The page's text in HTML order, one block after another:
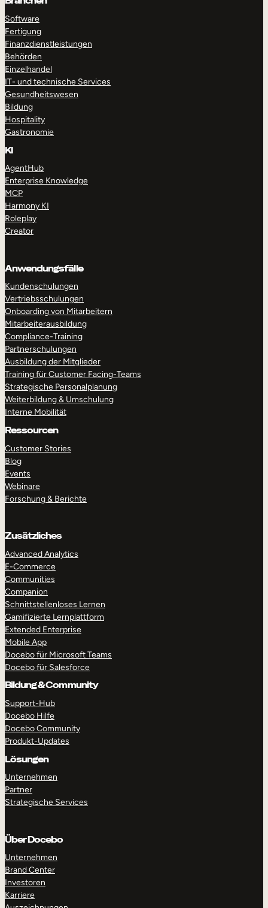
RUNDGANG MACHEN
Software
Fertigung
Finanzdienstleistungen
Behörden
Einzelhandel
IT- und technische Services
Gesundheitswesen
Bildung
Hospitality
Gastronomie
KI
AgentHub
Enterprise Knowledge
MCP
Harmony KI
Roleplay
Creator
Anwendungsfälle
Kundenschulungen
Vertriebsschulungen
Onboarding von Mitarbeitern
Mitarbeiterausbildung
Compliance-Training
Partnerschulungen
Ausbildung der Mitglieder
Training für Customer Facing-Teams
Strategische Personalplanung
Weiterbildung & Umschulung
Interne Mobilität
Ressourcen
Customer Stories
Blog
Events
Webinare
Forschung & Berichte
Zusätzliches
Advanced Analytics
E-Commerce
Communities
Companion
Schnittstellenloses Lernen
Gamifizierte Lernplattform
Extended Enterprise
Mobile App
Docebo für Microsoft Teams
Docebo für Salesforce
Bildung & Community
Support-Hub
Docebo Hilfe
Docebo Community
Produkt-Updates
Lösungen
Unternehmen
Partner
Strategische Services
Über Docebo
Unternehmen
Brand Center
Investoren
Karriere